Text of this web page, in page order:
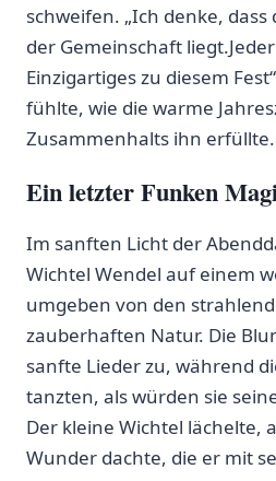
schweifen. „Ich denke,
der Gemeinschaft
Einzigartiges zu ⁤diesem
fühlte, ‍wie die warme
Zusammenhalts ihn erfüllte.
Ein letzter Funken
Im sanften Licht der
Wichtel ‌Wendel auf einem
umgeben von den
zauberhaften Natur. Die
sanfte Lieder zu, während
tanzten, als würden‍ sie
Der kleine Wichtel lächelte,
Wunder dachte, die er mit